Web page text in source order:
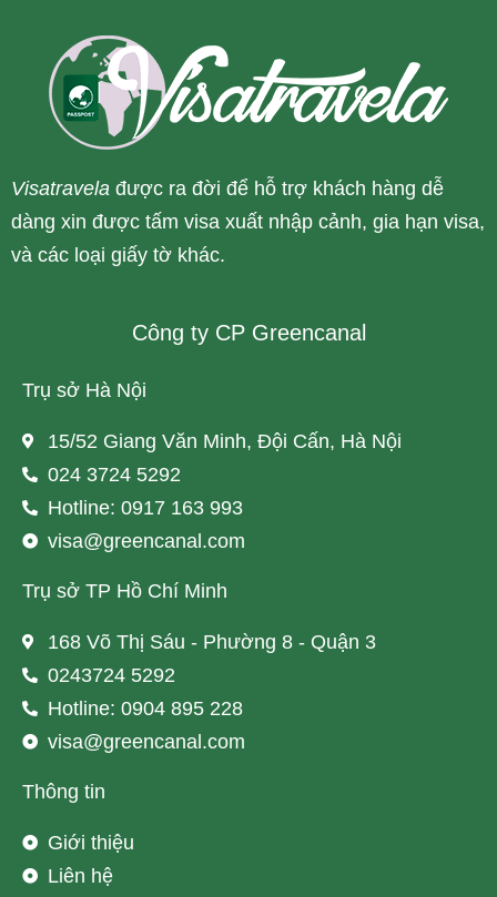
Visatravela được ra đời để hỗ trợ khách hàng dễ
dàng xin được tấm visa xuất nhập cảnh, gia hạn visa,
và các loại giấy tờ khác.
Công ty CP Greencanal
Trụ sở Hà Nội
15/52 Giang Văn Minh, Đội Cấn, Hà Nội
024 3724 5292
Hotline: 0917 163 993
visa@greencanal.com
Trụ sở TP Hồ Chí Minh
168 Võ Thị Sáu - Phường 8 - Quận 3
0243724 5292
Hotline: 0904 895 228
visa@greencanal.com
Thông tin
Giới thiệu
Liên hệ